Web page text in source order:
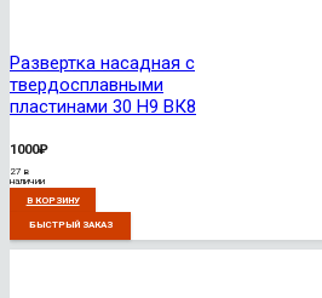
Развертка насадная с
твердосплавными
пластинами 30 H9 ВК8
1000₽
27 в
наличии
В КОРЗИНУ
БЫСТРЫЙ ЗАКАЗ